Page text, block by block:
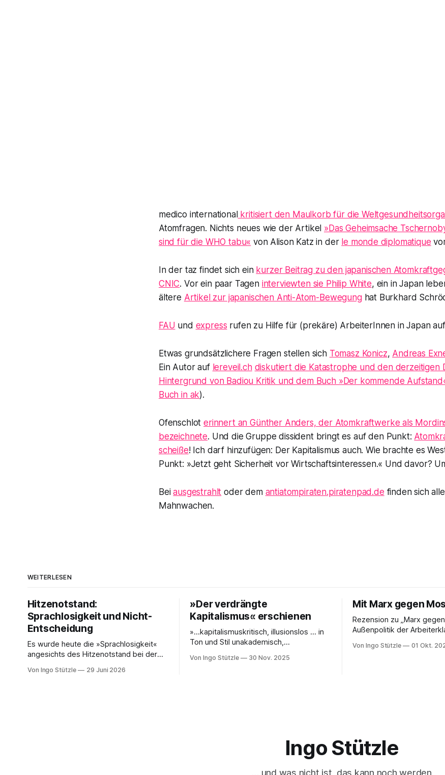
medico internationalkritisiert den Maulkorb für die
Atomfragen. Nichts neues wie der Artikel »Das Geheimsache
sind für die WHO tabu« von Alison Katz in der le monde diplomatique
In der taz findet sich ein kurzer Beitrag zu den japanischen
CNIC. Vor ein paar Tagen interviewten sie Philip White, ein in Japan
ältere Artikel zur japanischen Anti-Atom-Bewegunghat Burkhard
FAU und express rufen zu Hilfe für (prekäre) ArbeiterInnen in Japan
Etwas grundsätzlichere Fragen stellen sich Tomasz Konicz, Andreas
Ein Autor auf lereveil.ch diskutiert die Katastrophe und den derzeitigen
Hintergrund von Badiou Kritik und dem Buch »Der kommende
Buch in ak).
Ofenschlot erinnert an Günther Anders, der Atomkraftwerke als
bezeichnete. Und dieGruppe dissident bringt es auf den Punkt:
scheiße! Ich darf hinzufügen: Der Kapitalismus auch. Wie brachte es
Punkt: »Jetzt geht Sicherheit vor Wirtschaftsinteressen.« Und davor?
Beiausgestrahlt oder dem antiatompiraten.piratenpad.de finden sich
Mahnwachen.
WEITERLESEN
Hitzenotstand:
Sprachlosigkeit und Nicht-
Entscheidung
Es wurde heute die »Sprachlosigkeit«
angesichts des Hitzenotstand bei der
die Leblosigkeit von Carsten Schneiders
Von Ingo Stützle 29 Juni 2026
»Der verdrängte
Kapitalismus« erschienen
»…kapitalismuskritisch, illusionslos … in
Ton und Stil unakademisch,
aus es weiterzudenken und zu handeln
Von Ingo Stützle 30 Nov. 2025
Mit Marx gegen
Rezension zu „Marx
Außenpolitik der
Angriffskrieg auf die
Von Ingo Stützle 01 Okt.
Ingo Stützle
… und was nicht ist, das kann noch werden